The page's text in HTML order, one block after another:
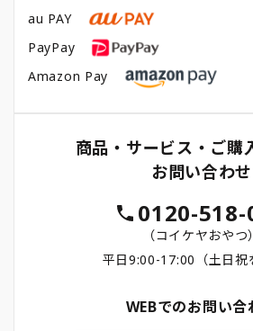
au PAY
PayPay
Amazon Pay
商品・サービス・ご購
お問い合わせ
0120-518-
（コイケヤおやつ）
平日9:00-17:00（土日祝
WEBでのお問い合